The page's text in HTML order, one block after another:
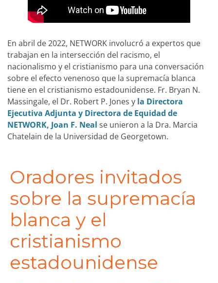
En abril de 2022, NETWORK involucró a expertos que
trabajan en la intersección del racismo, el
nacionalismo y el cristianismo para una conversación
sobre el efecto venenoso que la supremacía blanca
tiene en el cristianismo estadounidense. Fr. Bryan N.
Massingale, el Dr. Robert P. Jones y la Directora
Ejecutiva Adjunta y Directora de Equidad de
NETWORK, Joan F. Neal se unieron a la Dra. Marcia
Chatelain de la Universidad de Georgetown.
Oradores invitados
sobre la supremacía
blanca y el
cristianismo
estadounidense